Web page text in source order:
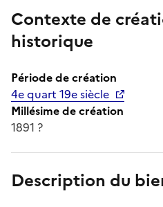
Contexte de
historique
Période de création
4e quart 19e siècle
Millésime de création
1891 ?
Description du